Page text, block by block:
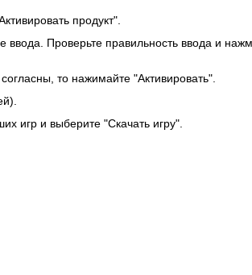
продукт".
Проверьте правильность ввода и
то нажимайте "Активировать".
игр и выберите "Скачать игру".